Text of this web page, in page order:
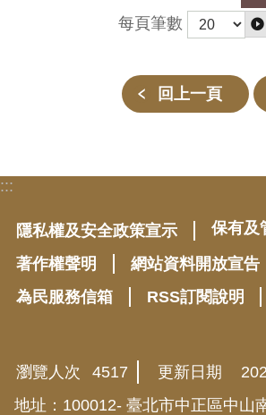
每頁筆數
回上一頁
:::
隱私權及安全政策宣示
保有及
著作權聲明
網站資料開放宣告
為民服務信箱
RSS訂閱說明
瀏覽人次 4517 更新日期
地址：100012- 臺北市中正區中山